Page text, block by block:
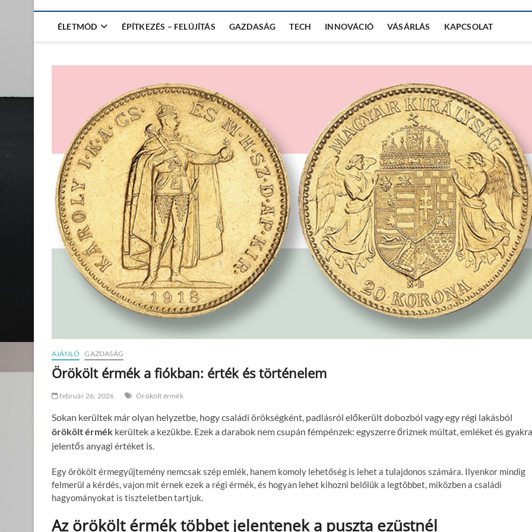
ÉLETMÓD ÉPÍTKEZÉS – FELÚJÍTÁS GAZDASÁG TECH INNOVÁCIÓ VÁSÁRLÁS KAPCSOLAT
AJÁNLÓ GAZDASÁG
Örökölt érmék a fiókban: érték és történelem
február 26, 2026 Örökölt érmék
Sokan kerültek már olyan helyzetbe, hogy családi örökségként, padlásról előkerült dobozból vagy egy régi lakásból
örökölt érmék kerültek a kezükbe. Ezek a darabok nem csupán fémpénzek: egyszerre őriznek múltat, emléket és
jelentős anyagi értéket is.
Egy örökölt érmegyűjtemény nemcsak szép emlék, hanem komoly lehetőség is lehet a tulajdonos számára. Ilyenkor mindig
felmerül a kérdés, vajon mit érnek ezek a régi érmék, és hogyan lehet kihozni belőlük a legtöbbet, miközben a családi
hagyományokat is tiszteletben tartjuk.
Az örökölt érmék többet jelentenek a puszta ezüstnél